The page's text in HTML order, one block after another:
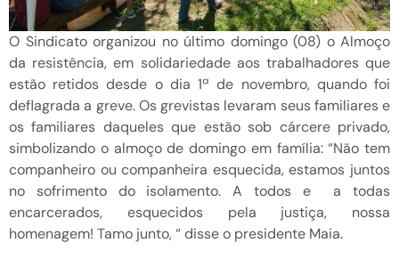
O Sindicato organizou no último domingo (08) o Almoço
da resistência, em solidariedade aos trabalhadores que
estão retidos desde o dia 1ª de novembro, quando foi
deflagrada a greve. Os grevistas levaram seus familiares e
os familiares daqueles que estão sob cárcere privado,
simbolizando o almoço de domingo em família: “Não tem
companheiro ou companheira esquecida, estamos juntos
no sofrimento do isolamento. A todos e a todas
encarcerados, esquecidos pela justiça, nossa
homenagem! Tamo junto, “ disse o presidente Maia.